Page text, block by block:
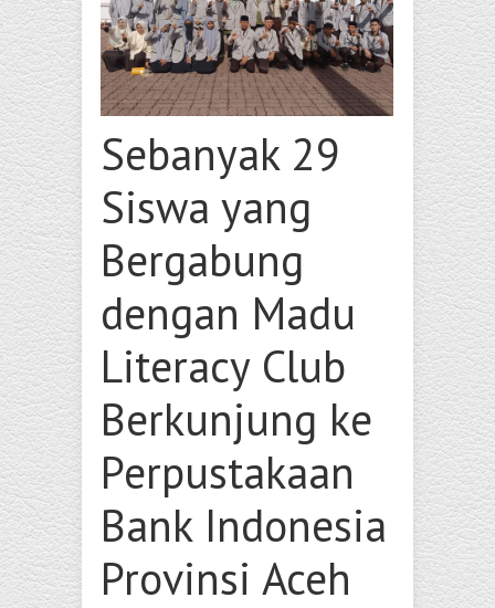
Sebanyak 29
Siswa yang
Bergabung
dengan Madu
Literacy Club
Berkunjung ke
Perpustakaan
Bank Indonesia
Provinsi Aceh